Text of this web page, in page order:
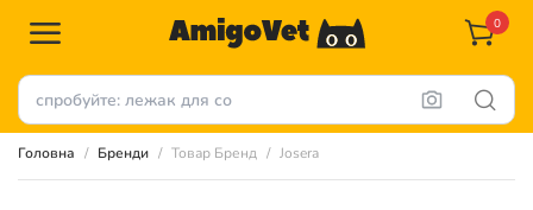
0
Головна Бренди Товар Бренд Josera